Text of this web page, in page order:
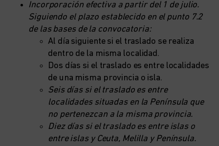
Incorporación efectiva a partir del 1 de julio.
Siguiendo el plazo establecido en el punto 7.2
de las bases de la convocatoria:
Al día siguiente si el traslado se realiza
dentro de la misma localidad.
Dos días si el traslado es entre localidades
de una misma provincia o isla.
Seis días si el traslado es entre
localidades situadas en la Península que
no pertenezcan a la misma provincia.
Diez días si el traslado es entre islas o
entre islas y Ceuta, Melilla y Península.